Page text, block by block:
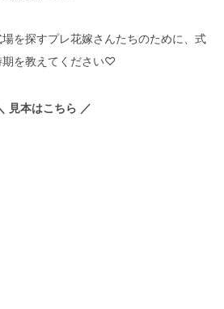
を探すプレ花嫁さんたちのために、式
を教えてください♡
見本はこちら ／